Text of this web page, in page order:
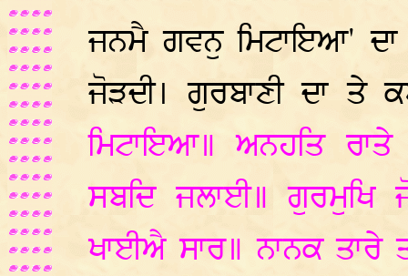
ਜਨਮੈ ਗਵਨੁ ਮਿਟਾਇਆ'
ਜੋੜਦੀ। ਗੁਰਬਾਣੀ ਦਾ
ਮਿਟਾਇਆ॥ ਅਨਹਤਿ
ਸਬਦਿ ਜਲਾਈ॥ ਗੁਰਮੁਖਿ
ਖਾਈਐ ਸਾਰ॥ ਨਾਨਕ